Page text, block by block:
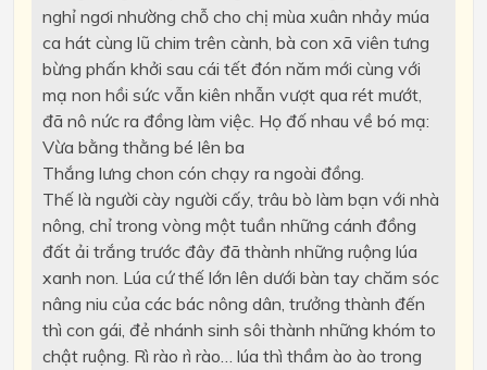
nghỉ ngơi nhường chỗ cho chị mùa xuân nhảy múa
ca hát cùng lũ chim trên cành, bà con xã viên tưng
bừng phấn khởi sau cái tết đón năm mới cùng với
mạ non hồi sức vẫn kiên nhẫn vượt qua rét mướt,
đã nô nức ra đồng làm việc. Họ đố nhau về bó mạ:
Vừa bằng thằng bé lên ba
Thắng lưng chon cón chạy ra ngoài đồng.
Thế là người cày người cấy, trâu bò làm bạn với nhà
nông, chỉ trong vòng một tuần những cánh đồng
đất ải trắng trước đây đã thành những ruộng lúa
xanh non. Lúa cứ thế lớn lên dưới bàn tay chăm sóc
nâng niu của các bác nông dân, trưởng thành đến
thì con gái, đẻ nhánh sinh sôi thành những khóm to
chật ruộng. Rì rào rì rào… lúa thì thầm ào ào trong